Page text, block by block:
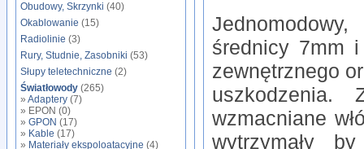
Obudowy, Skrzynki (40)
Okablowanie (15)
Radiolinie (3)
Rury, Studnie, Zasobniki (53)
Słupy teletechniczne (2)
Światłowody (265)
» Adaptery (7)
» EPON (0)
» GPON (17)
» Kable (17)
» Materiały ekspoloatacyjne (4)
średnicy 7mm
zewnętrznego
uszkodzenia.
wzmacniane
wytrzymały